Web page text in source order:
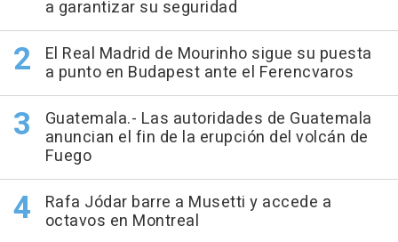
a garantizar su seguridad
El Real Madrid de Mourinho sigue su puesta
a punto en Budapest ante el Ferencvaros
Guatemala.- Las autoridades de Guatemala
anuncian el fin de la erupción del volcán de
Fuego
Rafa Jódar barre a Musetti y accede a
octavos en Montreal